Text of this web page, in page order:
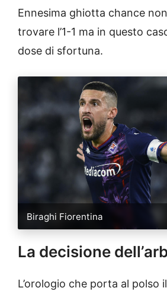
Ennesima ghiotta chance
trovare l’1-1 ma in questo
dose di sfortuna.
Biraghi Fiorentina
La decisione
L’orologio che porta al polso